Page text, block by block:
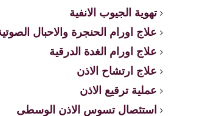
تهوية الجيوب الانفية
علاج اورام الحنجرة والاحبال
علاج اورام الغدة الدرقية
علاج ارتشاح الاذن
عملية ترقيع الاذن
استئصال تسوس الاذن الوسطى